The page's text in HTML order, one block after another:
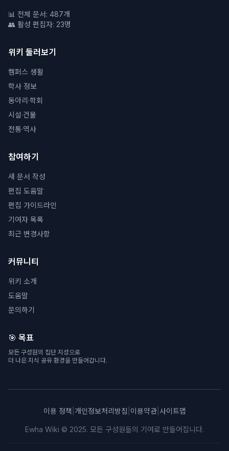
📊 전체 문서: 487개
👥 활성 편집자: 23명
위키 둘러보기
캠퍼스 생활
학사 정보
동아리·학회
시설·건물
전통·역사
참여하기
새 문서 작성
편집 도움말
편집 가이드라인
기여자 목록
최근 변경사항
커뮤니티
위키 소개
도움말
문의하기
🎯 목표
모든 구성원의 집단 지성으로
더 나은 지식 공유 환경을 만들어갑니다.
이용 정책 개인정보처리방침 이용약관| 사이트맵
Ewha Wiki © 2025. 모든 구성원들의 기여로 만들어집니다.